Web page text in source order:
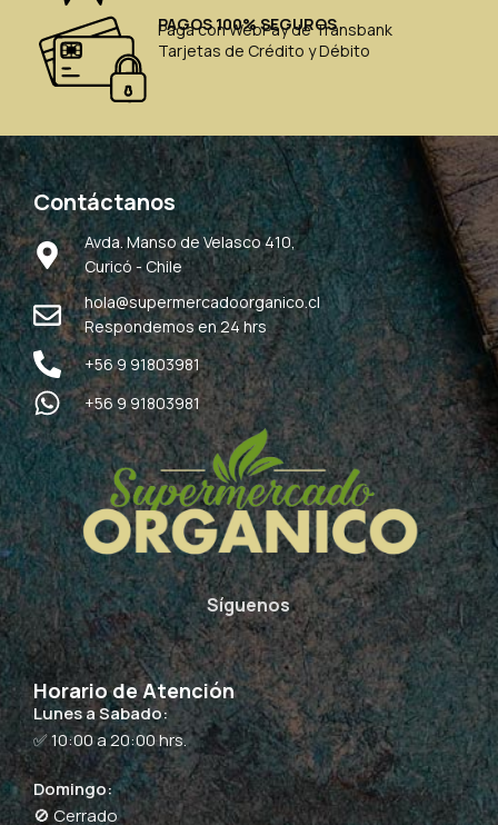
PAGOS 100% SEGUROS
Paga con WebPay de Transbank
Tarjetas de Crédito y Débito
Contáctanos
Avda. Manso de Velasco 410,
Curicó - Chile
hola@supermercadoorganico.cl
Respondemos en 24 hrs
+56 9 91803981
+56 9 91803981
Síguenos
Horario de Atención
Lunes a Sabado:
✅ 10:00 a 20:00 hrs.
Domingo:
🚫 Cerrado